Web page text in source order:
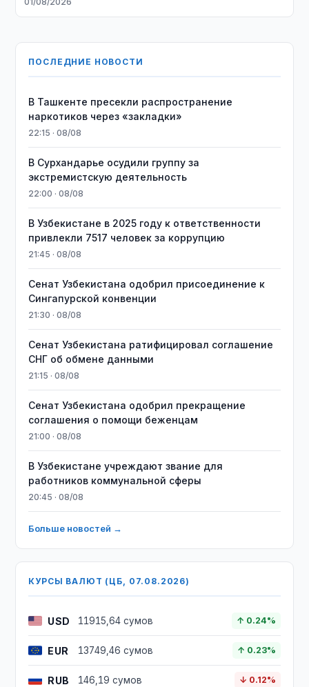
ПОСЛЕДНИЕ НОВОСТИ
В Ташкенте пресекли распространение
наркотиков через «закладки»
22:15 · 08/08
В Сурхандарье осудили группу за
экстремистскую деятельность
22:00 · 08/08
В Узбекистане в 2025 году к ответственности
привлекли 7517 человек за коррупцию
21:45 · 08/08
Сенат Узбекистана одобрил присоединение к
Сингапурской конвенции
21:30 · 08/08
Сенат Узбекистана ратифицировал соглашение
СНГ об обмене данными
21:15 · 08/08
Сенат Узбекистана одобрил прекращение
соглашения о помощи беженцам
21:00 · 08/08
В Узбекистане учреждают звание для
работников коммунальной сферы
20:45 · 08/08
Больше новостей →
КУРСЫ ВАЛЮТ (ЦБ, 07.08.2026)
USD 11915,64 сумов ↑ 0.24%
EUR 13749,46 сумов ↑ 0.23%
RUB 146,19 сумов ↓ 0.12%